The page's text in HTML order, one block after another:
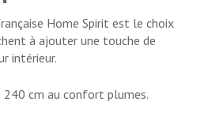
Home Spirit est le choix
à ajouter une touche de
intérieur.
240 cm au confort plumes.